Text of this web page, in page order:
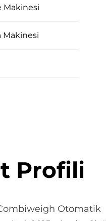
Makinesi
Makinesi
Profili
Otomatik